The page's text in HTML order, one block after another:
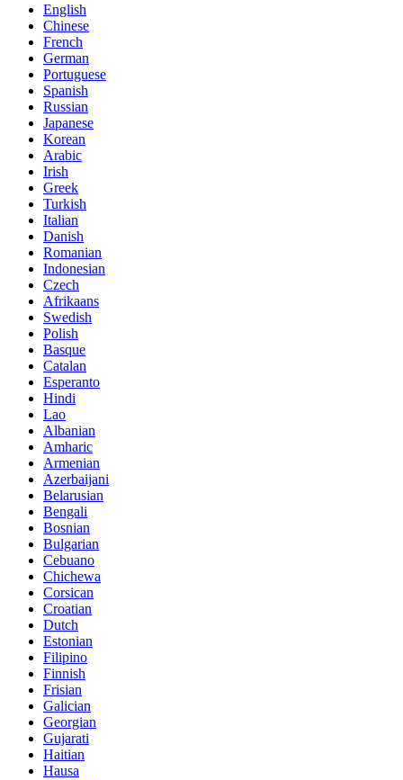
English
Chinese
French
German
Portuguese
Spanish
Russian
Japanese
Korean
Arabic
Irish
Greek
Turkish
Italian
Danish
Romanian
Indonesian
Czech
Afrikaans
Swedish
Polish
Basque
Catalan
Esperanto
Hindi
Lao
Albanian
Amharic
Armenian
Azerbaijani
Belarusian
Bengali
Bosnian
Bulgarian
Cebuano
Chichewa
Corsican
Croatian
Dutch
Estonian
Filipino
Finnish
Frisian
Galician
Georgian
Gujarati
Haitian
Hausa